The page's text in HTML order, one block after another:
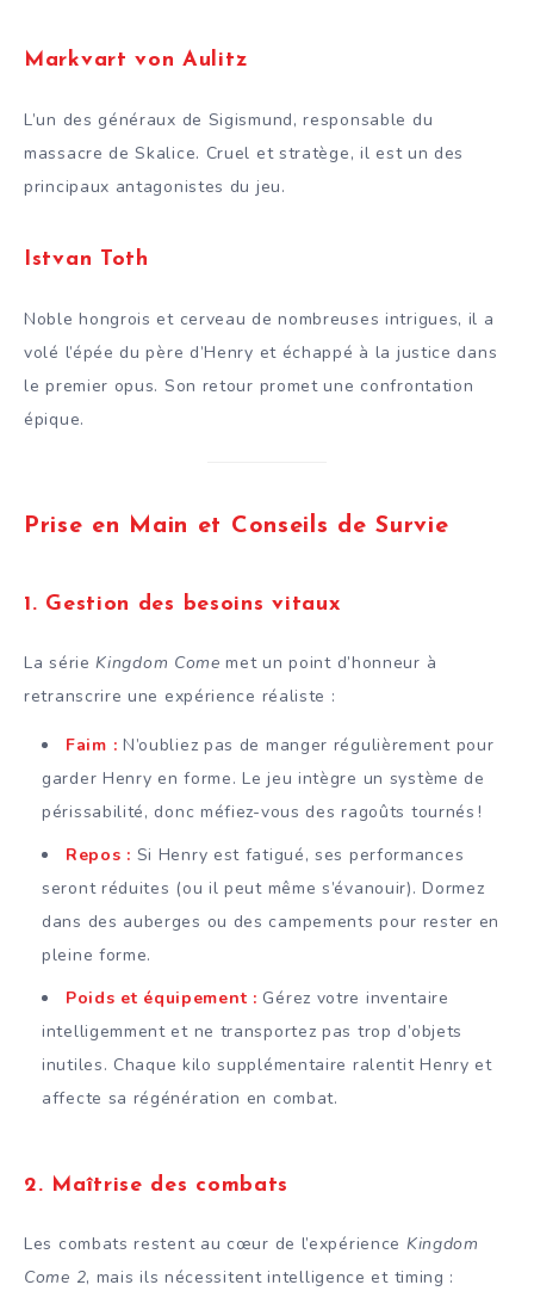
Markvart von Aulitz
L’un des généraux de Sigismund, responsable du
massacre de Skalice. Cruel et stratège, il est un des
principaux antagonistes du jeu.
Istvan Toth
Noble hongrois et cerveau de nombreuses intrigues, il a
volé l’épée du père d’Henry et échappé à la justice dans
le premier opus. Son retour promet une confrontation
épique.
Prise en Main et Conseils de Survie
1. Gestion des besoins vitaux
La sérieKingdom Come met un point d’honneur à
retranscrire une expérience réaliste :
Faim : N’oubliez pas de manger régulièrement pour
garder Henry en forme. Le jeu intègre un système de
périssabilité, donc méfiez-vous des ragoûts tournés !
Repos : Si Henry est fatigué, ses performances
seront réduites (ou il peut même s’évanouir). Dormez
dans des auberges ou des campements pour rester en
pleine forme.
Poids et équipement : Gérez votre inventaire
intelligemment et ne transportez pas trop d’objets
inutiles. Chaque kilo supplémentaire ralentit Henry et
affecte sa régénération en combat.
2. Maîtrise des combats
Les combats restent au cœur de l’expérience Kingdom
Come 2, mais ils nécessitent intelligence et timing :